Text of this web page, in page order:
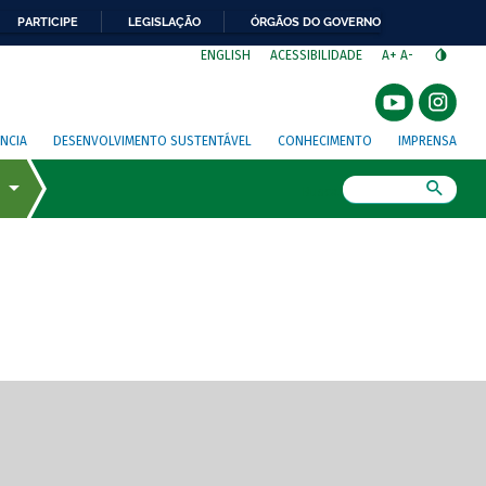
PARTICIPE LEGISLAÇÃO ÓRGÃOS DO GOVERNO
ENGLISH ACESSIBILIDADE A+ A-
DESENVOLVIMENTO SUSTENTÁVEL CONHECIMENTO IMPRENSA
de tela